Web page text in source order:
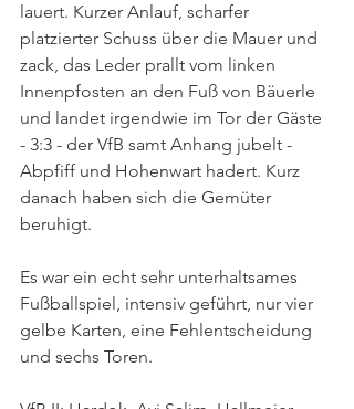
lauert. Kurzer Anlauf, scharfer
platzierter Schuss über die Mauer und
zack, das Leder prallt vom linken
Innenpfosten an den Fuß von Bäuerle
und landet irgendwie im Tor der Gäste
- 3:3 - der VfB samt Anhang jubelt -
Abpfiff und Hohenwart hadert. Kurz
danach haben sich die Gemüter
beruhigt.
Es war ein echt sehr unterhaltsames
Fußballspiel, intensiv geführt, nur vier
gelbe Karten, eine Fehlentscheidung
und sechs Toren.